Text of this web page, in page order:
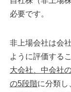
必要です。
非上場会社は会
ように評価する
大会社、中会社
の5段階に分類し